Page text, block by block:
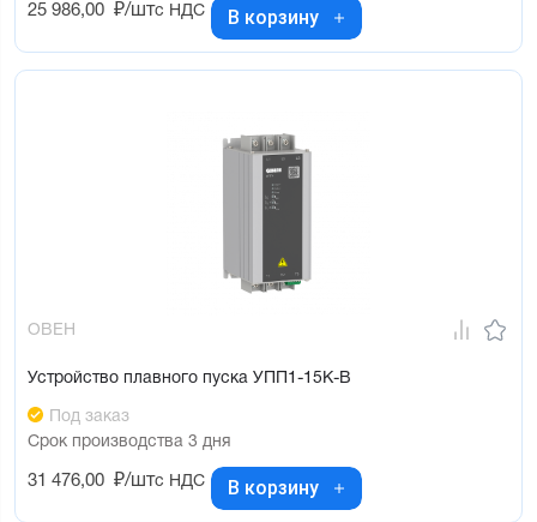
25 986,00 ₽/штс НДС В корзину
ОВЕН
Устройство плавного пуска УПП1-15К-В
Под заказ
Срок производства 3 дня
31 476,00 ₽/штс НДС В корзину